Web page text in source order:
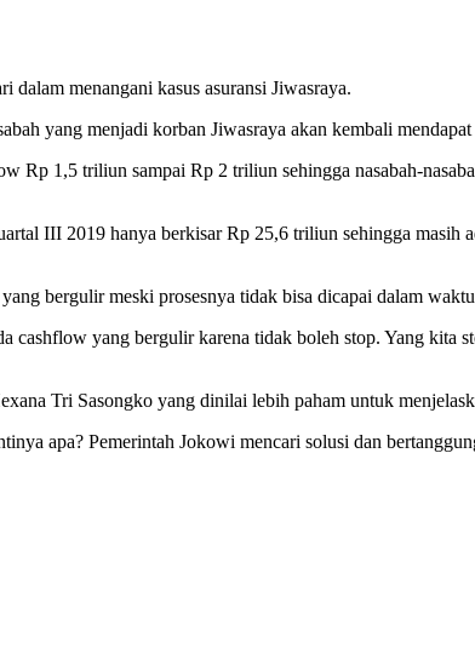
menangani kasus asuransi Jiwasraya.
yang menjadi korban Jiwasraya akan kembali
Rp 1,5 triliun sampai Rp 2 triliun sehingga nasabah-
III 2019 hanya berkisar Rp 25,6 triliun sehingga masih
bergulir meski prosesnya tidak bisa dicapai dalam
cashflow yang bergulir karena tidak boleh stop. Yang kita
Tri Sasongko yang dinilai lebih paham untuk
apa? Pemerintah Jokowi mencari solusi dan